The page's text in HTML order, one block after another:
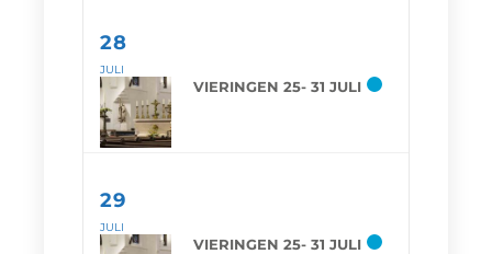
28
JULI
VIERINGEN 25- 31 JULI
29
JULI
VIERINGEN 25- 31 JULI